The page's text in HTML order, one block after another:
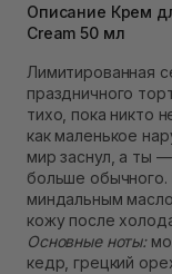
Самовывоз
Нет в наличии!
В наличии
Самовывоз
Экватор)
Нет в наличии!
Описание Крем
Cream 50 мл
Лимитированная
праздничного
тихо, пока никто
как маленькое
мир заснул, а ты
больше
миндальным
кожу после
Основные ноты:
кедр, грецкий